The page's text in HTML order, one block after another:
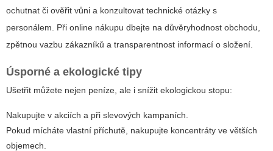
ochutnat či ověřit vůni a konzultovat technické otázky s
personálem. Při online nákupu dbejte na důvěryhodnost obchodu,
zpětnou vazbu zákazníků a transparentnost informací o složení.
Úsporné a ekologické tipy
Ušetřit můžete nejen peníze, ale i snížit ekologickou stopu:
Nakupujte v akciích a při slevových kampaních.
Pokud mícháte vlastní příchutě, nakupujte koncentráty ve větších
objemech.